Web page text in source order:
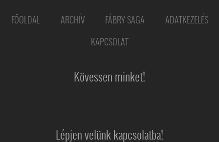
FŐOLDAL ARCHÍV FÁBRY SAGA
ADATKEZELÉS
KAPCSOLAT
Kövessen minket!
Lépjen velünk kapcsolatba!